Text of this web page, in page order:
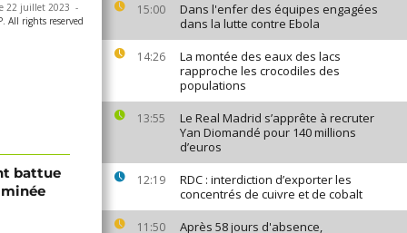
15:00
Dans l'enfer des équipes engagées
dans la lutte contre Ebola
14:26
La montée des eaux des lacs
rapproche les crocodiles des
populations
13:55
Le Real Madrid s’apprête à recruter
Yan Diomandé pour 140 millions
d’euros
12:19
RDC : interdiction d’exporter les
concentrés de cuivre et de cobalt
11:50
Après 58 jours d'absence,
22 juillet 2023 -
All rights reserved
battue